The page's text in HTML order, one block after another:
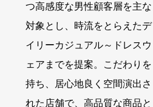
つ高感度な男性顧客層を主な
対象とし、時流をとらえたデ
イリーカジュアル～ドレスウ
ェアまでを提案。こだわりを
持ち、居心地良く空間演出さ
れた店舗で、高品質な商品と